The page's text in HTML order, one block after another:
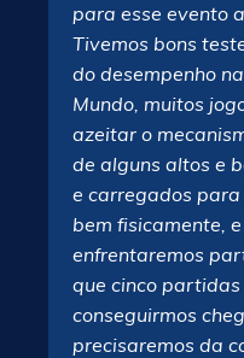
para esse evento
Tivemos bons
do desempenho
Mundo, muitos
azeitar o
de alguns altos e
e carregados para
bem fisicamente,
enfrentaremos
que cinco partidas
conseguirmos
precisaremos da